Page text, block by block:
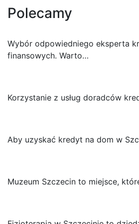
Polecamy
Wybór odpowiedniego eksperta
finansowych. Warto…
Korzystanie z usług doradców
Aby uzyskać kredyt na dom w
Muzeum Szczecin to miejsce,